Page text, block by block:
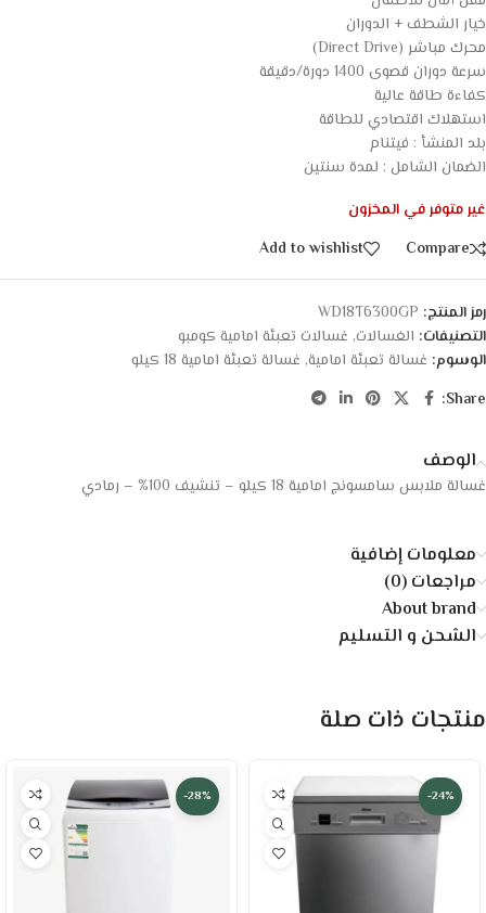
خيار الشطف + الدوران
محرك مباشر (Direct Drive)
سرعة دوران قصوى 1400 دورة/دقيقة
كفاءة طاقة عالية
استهلاك اقتصادي للطاقة
بلد المنشأ : فيتنام
الضمان الشامل : لمدة سنتين
غير متوفر في المخزون
Compare
Add to wishlist
رمز المنتج: WD18T6300GP
التصنيفات: الغسالات, غسالات تعبئة امامية كومبو
الوسوم: غسالة تعبئة امامية, غسالة تعبئة امامية 18 كيلو
Share:
الوصف
غسالة ملابس سامسونج امامية 18 كيلو – تنشيف 100% – رمادي
معلومات إضافية
مراجعات (0)
About brand
الشحن و التسليم
منتجات ذات صلة
-24%
-28%